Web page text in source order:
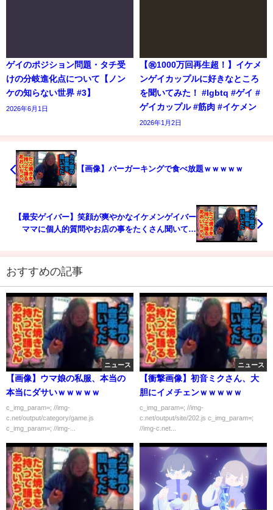
ゲイのポジション問題・タチ受
けの分岐進化点について【ノン
ケの知らない世界 #3】
2026年6月1日
【㊗️1000万回再生超！】イケメ
ンゲイカップルに好きなところ
を聞いてみた！ #lgbtq #ゲイ #
ゲイカップル #筋肉 #イケメン
2026年1月2日
【画像】バーガーキングで食べ放題ｗｗｗｗｗ
【最安ゲイバー】笑顔が爽やかなイケメンゲイバー
ママに個人的質問やお店の事をたくさん聞いてみ
おすすめの記事
ニュース
【画像】ウマ娘の私服、本当の
本当にダサいｗｗｗｗｗ
c_img_param=; //img-
c.net/output/category/game.js
c_img_param=; //img-...
ニュース
【衝撃画像】初音ミクさん、大
胆にイメチェンｗｗｗｗｗ
c_img_param=; //img-
c.net/output/site/202.js c_img_param=;
//img-c.net...